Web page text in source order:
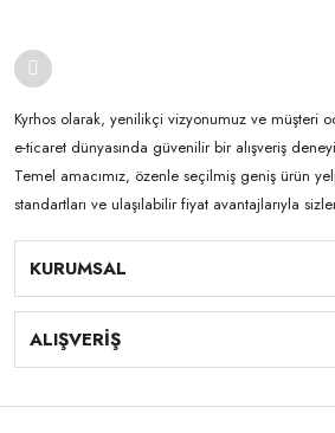
Kyrhos olarak, yenilikçi vizyonumuz ve müşteri
e-ticaret dünyasında güvenilir bir alışveriş
Temel amacımız, özenle seçilmiş geniş ürün
standartları ve ulaşılabilir fiyat avantajlarıyla
KURUMSAL
ALIŞVERİŞ